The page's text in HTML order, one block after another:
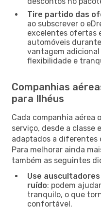
Tire partido das
ao subscrever o
excelentes ofertas
automóveis
vantagem
flexibilidade e
Companhias
para Ilhéus
Cada companhia aérea
serviço, desde a classe
adaptados a diferentes
Para melhorar ainda
também as seguintes
Use
ruído: podem
tranquilo, o que
confortável.